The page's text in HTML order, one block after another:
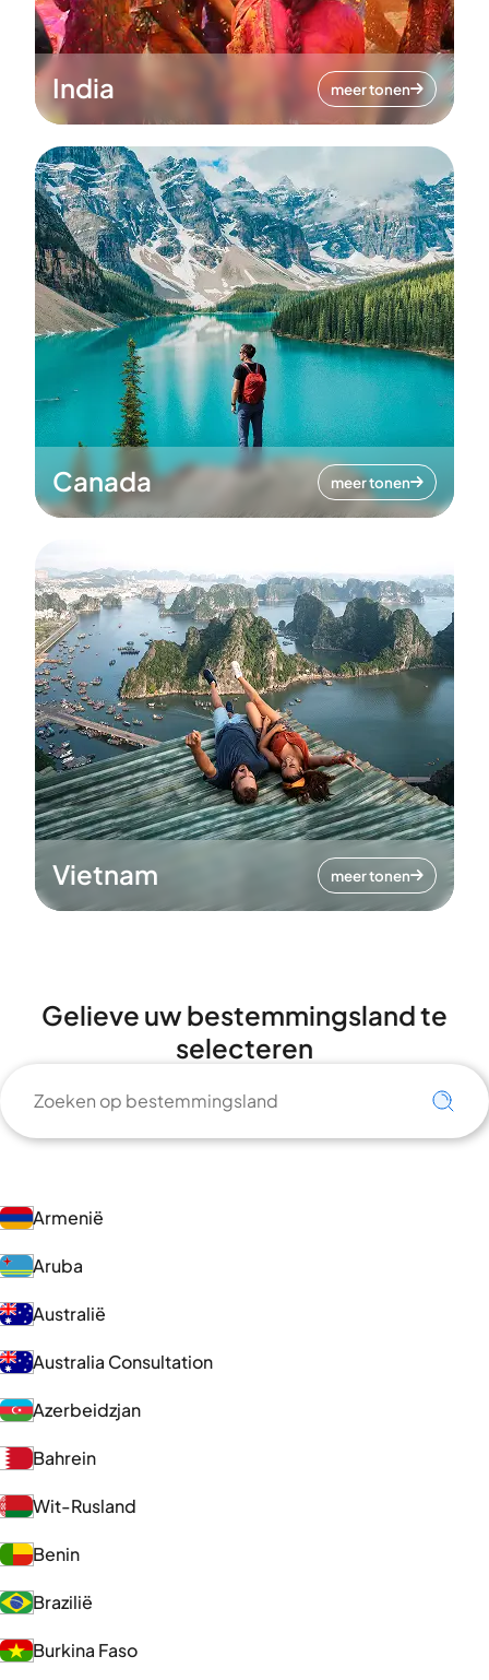
India meer tonen
Canada meer tonen
Vietnam meer tonen
Gelieve uw bestemmingsland te
selecteren
Armenië
Aruba
Australië
Australia Consultation
Azerbeidzjan
Bahrein
Wit-Rusland
Benin
Brazilië
Burkina Faso